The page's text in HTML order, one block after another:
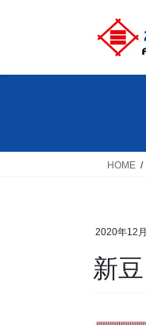
HOME
2020年12
新